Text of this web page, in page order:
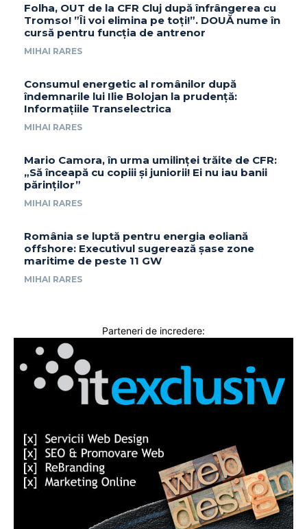
Folha, OUT de la CFR Cluj după înfrângerea cu
Tromso! ”Îi voi elimina pe toți!”. DOUĂ nume în
cursă pentru funcția de antrenor
MIHAI RARES
Consumul energetic al românilor după
îndemnarile lui Ilie Bolojan la prudență:
Informațiile Transelectrica
MIHAI RARES
Mario Camora, în urma umilinței trăite de CFR:
„Să înceapă cu copiii și juniorii! Ei nu iau banii
părinților”
MIHAI RARES
România se luptă pentru energia eoliană
offshore: Executivul sugerează șase zone
maritime de peste 11 GW
MIHAI RARES
Parteneri de incredere: